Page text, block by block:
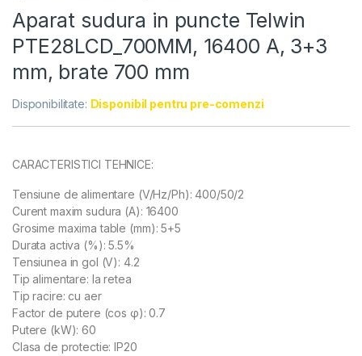
Aparat sudura in puncte Telwin
PTE28LCD_700MM, 16400 A, 3+3
mm, brate 700 mm
Disponibilitate: Disponibil pentru pre-comenzi
CARACTERISTICI TEHNICE:
Tensiune de alimentare (V/Hz/Ph): 400/50/2
Curent maxim sudura (A): 16400
Grosime maxima table (mm): 5+5
Durata activa (%): 5.5%
Tensiunea in gol (V): 4.2
Tip alimentare: la retea
Tip racire: cu aer
Factor de putere (cos φ): 0.7
Putere (kW): 60
Clasa de protectie: IP20